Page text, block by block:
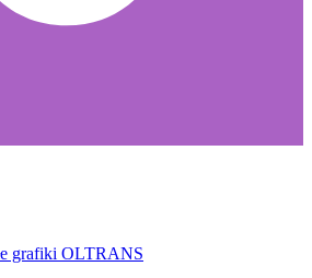
grafiki OLTRANS